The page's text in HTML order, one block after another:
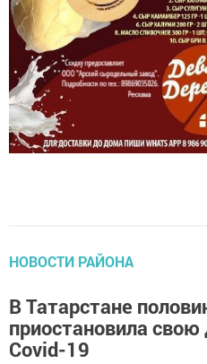
НОВОСТИ РАЙОНА
В Татарстане
приостановила свою
Covid-19